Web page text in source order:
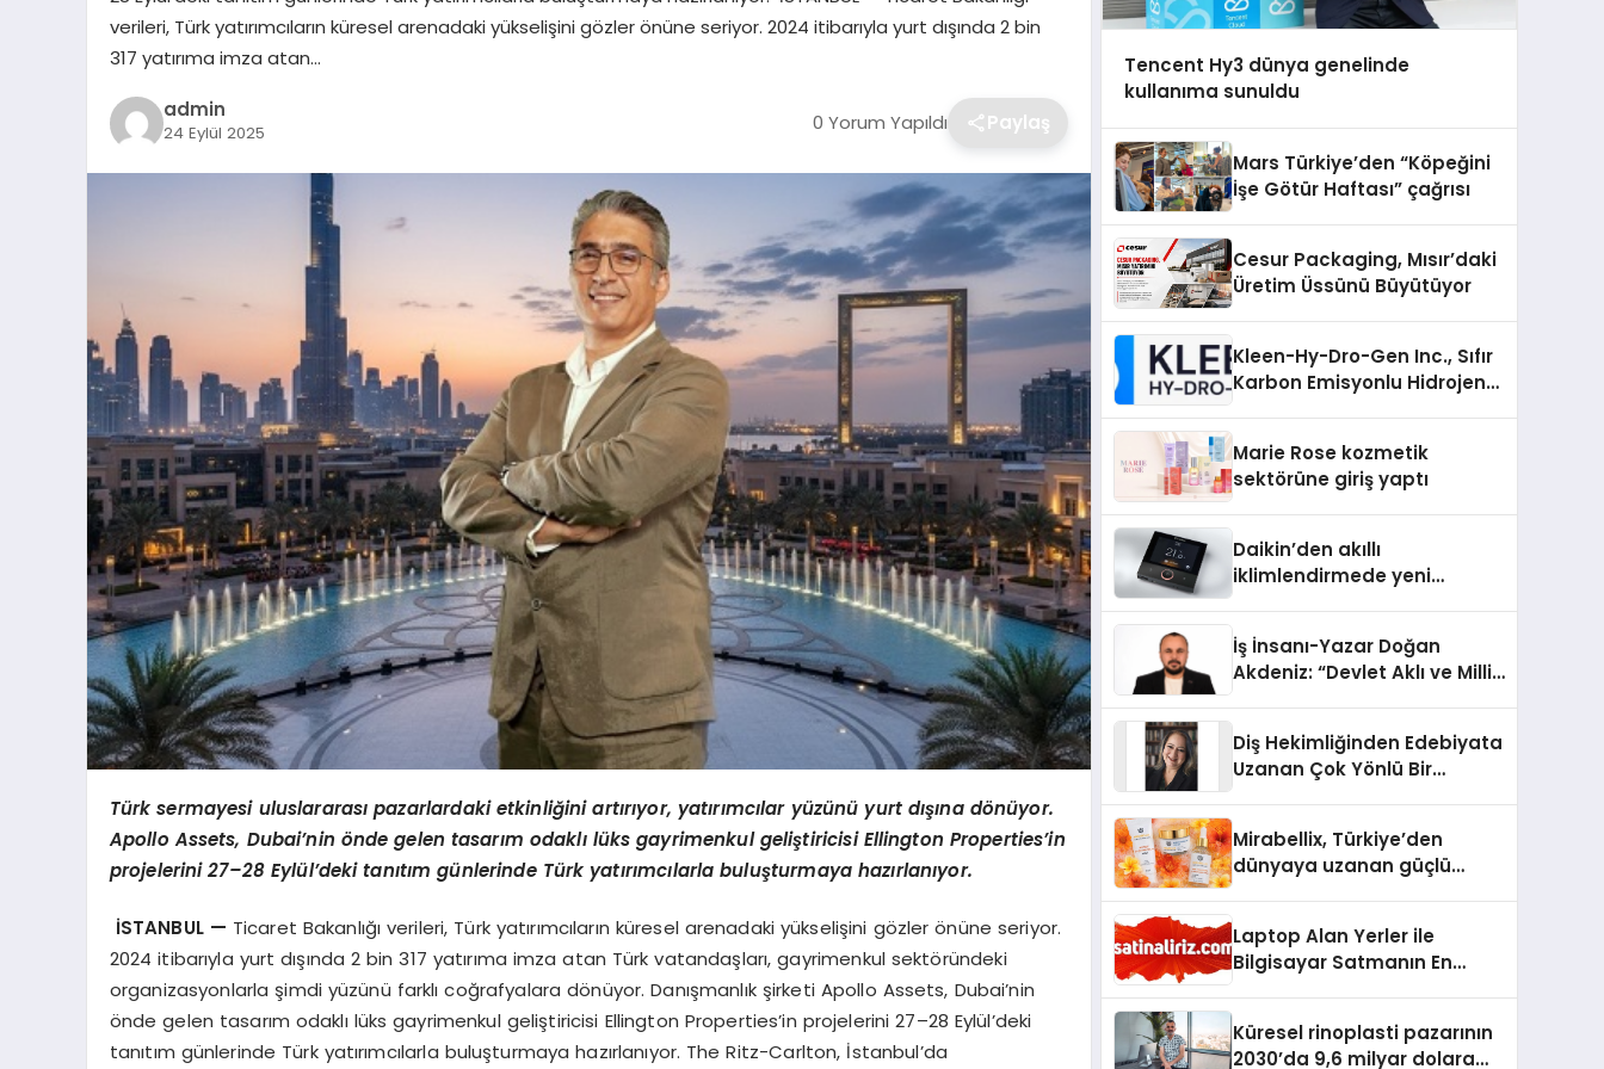
verileri, Türk yatırımcıların küresel arenadaki yükselişini gözler önüne seriyor. 2024 itibarıyla yurt dışında 2 bin
317 yatırıma imza atan…
admin
24 Eylül 2025 0 Yorum Yapıldı Paylaş
Türk sermayesi uluslararası pazarlardaki etkinliğini artırıyor, yatırımcılar yüzünü yurt dışına dönüyor.
Apollo Assets, Dubai’nin önde gelen tasarım odaklı lüks gayrimenkul geliştiricisi Ellington Properties’in
projelerini 27–28 Eylül’deki tanıtım günlerinde Türk yatırımcılarla buluşturmaya hazırlanıyor.
İSTANBUL — Ticaret Bakanlığı verileri, Türk yatırımcıların küresel arenadaki yükselişini gözler önüne seriyor.
2024 itibarıyla yurt dışında 2 bin 317 yatırıma imza atan Türk vatandaşları, gayrimenkul sektöründeki
organizasyonlarla şimdi yüzünü farklı coğrafyalara dönüyor. Danışmanlık şirketi Apollo Assets, Dubai’nin
önde gelen tasarım odaklı lüks gayrimenkul geliştiricisi Ellington Properties’in projelerini 27–28 Eylül’deki
tanıtım günlerinde Türk yatırımcılarla buluşturmaya hazırlanıyor. The Ritz-Carlton, İstanbul’da
Tencent Hy3 dünya genelinde
kullanıma sunuldu
Mars Türkiye’den “Köpeğini
İşe Götür Haftası” çağrısı
Cesur Packaging, Mısır’daki
Üretim Üssünü Büyütüyor
Kleen-Hy-Dro-Gen Inc., Sıfır
Karbon Emisyonlu Hidrojen
Aldı
Marie Rose kozmetik
sektörüne giriş yaptı
Daikin’den akıllı
iklimlendirmede yeni
İş İnsanı-Yazar Doğan
Akdeniz: “Devlet Aklı ve Milli
Diş Hekimliğinden Edebiyata
Uzanan Çok Yönlü Bir
Mirabellix, Türkiye’den
dünyaya uzanan güçlü
Laptop Alan Yerler ile
Bilgisayar Satmanın En
Küresel rinoplasti pazarının
2030’da 9,6 milyar dolara